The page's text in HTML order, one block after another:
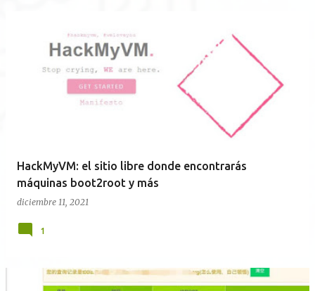
HackMyVM: el sitio libre donde encontrarás
máquinas boot2root y más
diciembre 11, 2021
1